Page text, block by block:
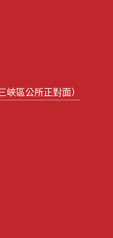
峽區公所正對面）